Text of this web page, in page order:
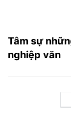
Tâm sự
nghiệp văn